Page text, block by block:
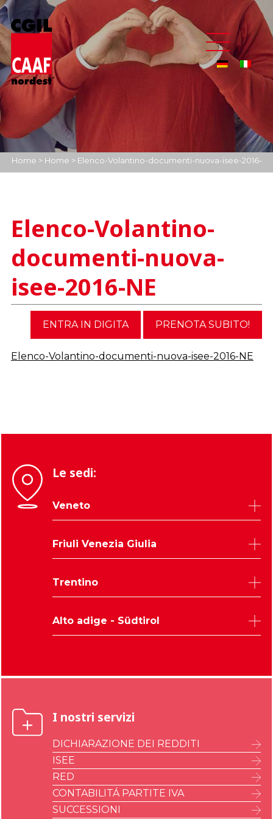
Home > Home > Elenco-Volantino-documenti-nuova-isee-2016-
Elenco-Volantino-
documenti-nuova-
isee-2016-NE
ENTRA IN DIGITA PRENOTA SUBITO!
Elenco-Volantino-documenti-nuova-isee-2016-NE
Le sedi:
Veneto
Belluno
Treviso
Venezia
Verona
Vicenza
Friuli Venezia Giulia
Udine
Gorizia
Trentino
Trento
Alto adige - Südtirol
I nostri servizi
DICHIARAZIONE DEI REDDITI
ISEE
RED
CONTABILITÁ PARTITE IVA
SUCCESSIONI